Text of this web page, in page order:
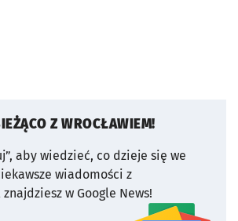
Z WROCŁAWIEM!
aby wiedzieć, co dzieje się we
wiadomości z
w Google News!